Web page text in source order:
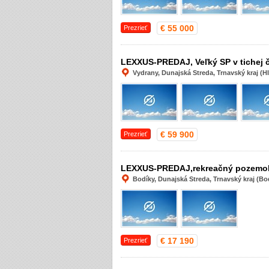
Prezrieť € 55 000
LEXXUS-PREDAJ, Veľký SP v
Vydrany, Dunajská Streda, Trnavský kraj
Prezrieť € 59 900
LEXXUS-PREDAJ,rekreačný
Bodíky, Dunajská Streda, Trnavský kraj
Prezrieť € 17 190